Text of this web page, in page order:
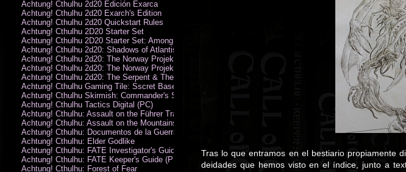
Tras lo que entramos en el bestiario propiamente
deidades que hemos visto en el índice, junto a
Achtung! Cthulhu 2d20 Edición Exarca
Achtung! Cthulhu 2d20 Exarch's Edition
Achtung! Cthulhu 2d20 Quickstart Rules
Achtung! Cthulhu 2D20 Starter Set
Achtung! Cthulhu 2D20 Starter Set: Among the Wolves (PDF)
Achtung! Cthulhu 2d20: Shadows of Atlantis
Achtung! Cthulhu 2d20: The Norway Projekt
Achtung! Cthulhu 2d20: The Norway Projekt (PDF)
Achtung! Cthulhu 2d20: The Serpent & The Sands
Achtung! Cthulhu Gaming Tile: Sscret Base & Icy Ruins
Achtung! Cthulhu Skirmish: Commander's Set
Achtung! Cthulhu Tactics Digital (PC)
Achtung! Cthulhu: Assault on the Führer Train
Achtung! Cthulhu: Assault on the Mountains of Madness
Achtung! Cthulhu: Documentos de la Guerra Secreta
Achtung! Cthulhu: Elder Godlike
Achtung! Cthulhu: FATE Investigator's Guide (PDF)
Achtung! Cthulhu: FATE Keeper's Guide (PDF)
Achtung! Cthulhu: Forest of Fear